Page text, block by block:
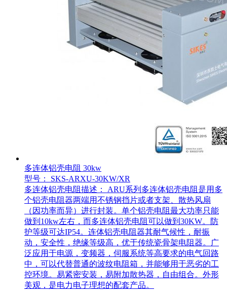
多连体铝壳电阻 30kw
型号： SKS-ARXU-30KW/XR
多连体铝壳电阻描述： ARU系列多连体铝壳电阻是用多
个铝壳电阻器两端用不锈钢挡片或者支架、散热风扇
（因功率而异）进行封装。单个铝壳电阻最大功率只能
做到10kw左右，而多连体铝壳电阻可以做到30KW。防
护等级可达IP54。连体铝壳电阻器其耐气候性，耐振
动，安全性，绝缘等级高，优于传统瓷骨架电阻器。广
泛应用于电源，变频器，伺服系统等高要求的电气回路
中，可以代替普通的波纹电阻箱，并能够用于恶劣的工
控环境。易紧密安装，易附加散热器，自由组合。外形
美观，是电力电子理想的配套产品。